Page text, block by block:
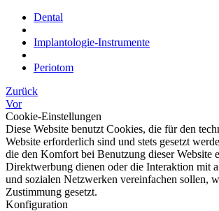
Dental
Implantologie-Instrumente
Periotom
Zurück
Vor
Cookie-Einstellungen
Diese Website benutzt Cookies, die für den
Website erforderlich sind und stets gesetzt
die den Komfort bei Benutzung dieser Website
Direktwerbung dienen oder die Interaktion mit
und sozialen Netzwerken vereinfachen sollen,
Zustimmung gesetzt.
Konfiguration